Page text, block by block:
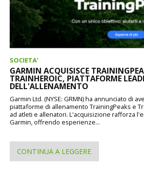
SOCIETA'
GARMIN ACQUISISCE
TRAINHEROIC, PIATTAFORME
DELL'ALLENAMENTO
Garmin Ltd. (NYSE: GRMN) ha annunciato di
piattaforme di allenamento TrainingPeaks e
ad atleti e allenatori. L'acquisizione rafforza
Garmin, offrendo esperienze...
CONTINUA A LEGGERE